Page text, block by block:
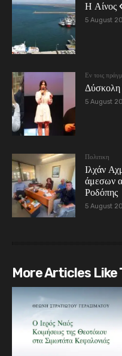
Η Αίνος
5 August
Εν τοις
Δύσκολη
5 August
Πολιτικη
Ιλχάν
άμεσων
Ροδόπης
5 August
More Articles Like